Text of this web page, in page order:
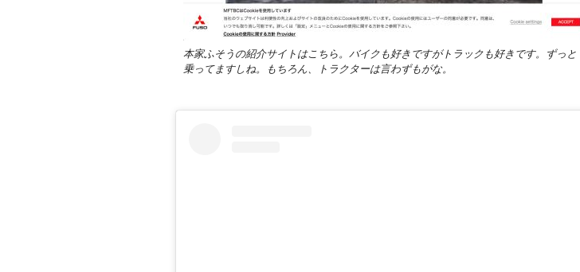
本家ふそうの紹介サイトはこちら。バイクも好きですがトラックも好きです。ずっと
乗ってますしね。もちろん、トラクターは言わずもがな。